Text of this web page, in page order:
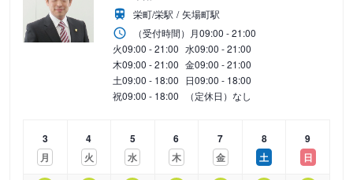
栄町/栄駅
矢場町駅
（受付時間） 月09:00 - 21:00
火09:00 - 21:00 水09:00 - 21:00
木09:00 - 21:00 金09:00 - 21:00
土09:00 - 18:00 日09:00 - 18:00
祝09:00 - 18:00 （定休日）なし
3
月
4
火
5
水
6
木
7
金
8
土
9
日